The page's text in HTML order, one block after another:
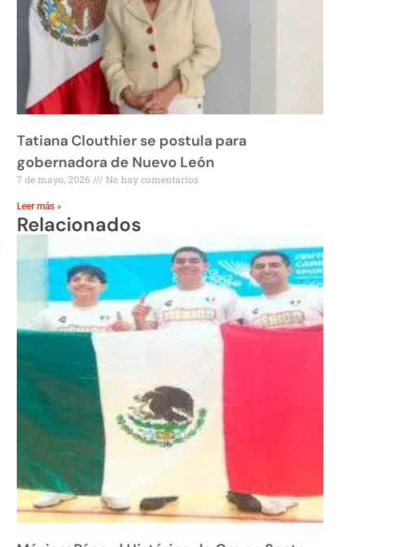
Tatiana Clouthier se postula para
gobernadora de Nuevo León
7 de mayo, 2026 No hay comentarios
Leer más »
Relacionados